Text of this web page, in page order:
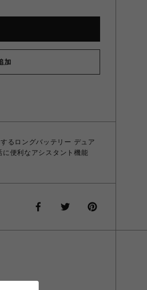
加
るロングバッテリー デュア
便利なアシスタント機能